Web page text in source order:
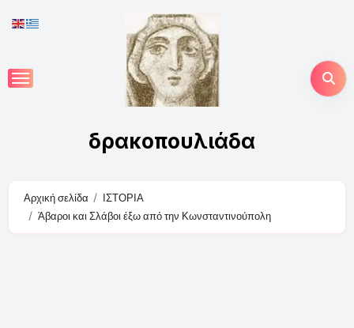
to
δρακοπουλιάδα
Αρχική σελίδα
ΙΣΤΟΡΙΑ
Άβαροι και Σλάβοι έξω από την Κωνσταντινούπολη